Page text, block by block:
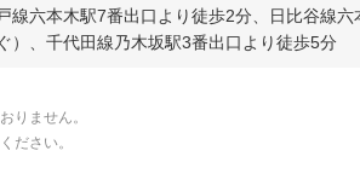
（メーカー直送）
ー直送）
フラワーショップ一覧
線六本木駅7番出口より徒歩2分、日比谷線
）、千代田線乃木坂駅3番出口より徒歩5分
りません。
ださい。